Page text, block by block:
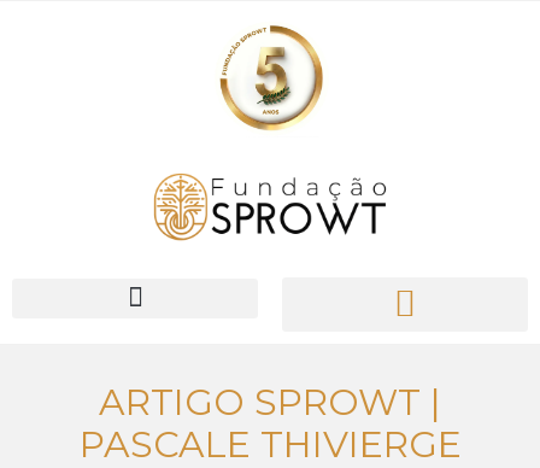
ARTIGO SPROWT |
PASCALE THIVIERGE